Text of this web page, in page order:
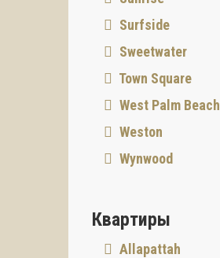
Surfside
Sweetwater
Town Square
West Palm Beach
Weston
Wynwood
Квартиры
Allapattah